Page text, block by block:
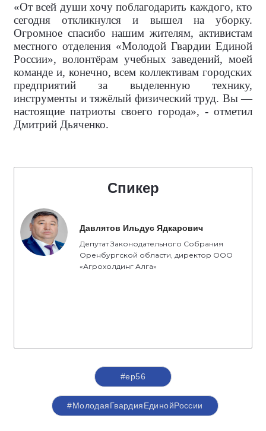
«От всей души хочу поблагодарить каждого, кто
сегодня откликнулся и вышел на уборку.
Огромное спасибо нашим жителям, активистам
местного отделения «Молодой Гвардии Единой
России», волонтёрам учебных заведений, моей
команде и, конечно, всем коллективам городских
предприятий за выделенную технику,
инструменты и тяжёлый физический труд. Вы —
настоящие патриоты своего города», - отметил
Дмитрий Дьяченко.
Спикер
Давлятов Ильдус Ядкарович
Депутат Законодательного Собрания
Оренбургской области, директор ООО
«Агрохолдинг Алга»
#ер56
#МолодаяГвардияЕдинойРоссии